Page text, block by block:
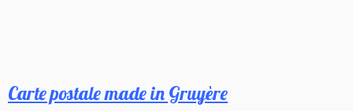
Carte postale made in Gruyère